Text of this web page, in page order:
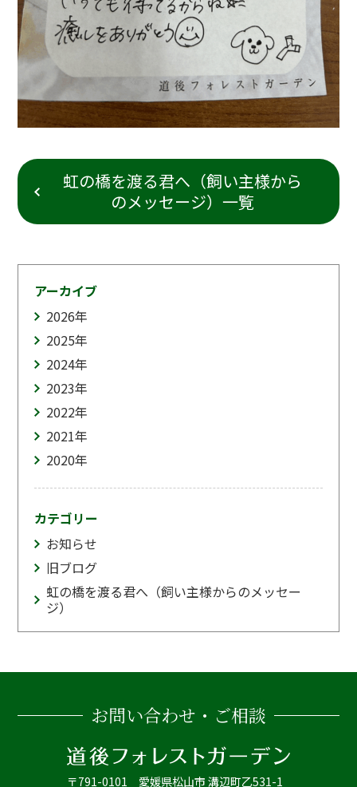
虹の橋を渡る君へ（飼い主様から
のメッセージ）一覧
アーカイブ
2026年
2025年
2024年
2023年
2022年
2021年
2020年
カテゴリー
お知らせ
旧ブログ
虹の橋を渡る君へ（飼い主様からのメッセー
ジ）
お問い合わせ・ご相談
〒791-0101 愛媛県松山市 溝辺町乙531-1